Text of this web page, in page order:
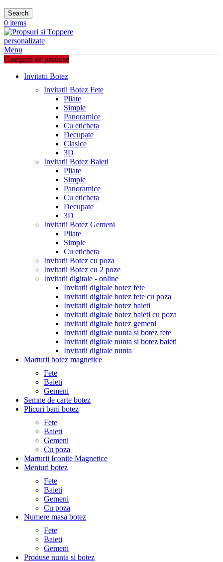
Search
0 items
Menu
Categorii de produse
Invitatii Botez
Invitatii Botez Fete
Pliate
Simple
Panoramice
Cu eticheta
Decupate
Clasice
3D
Invitatii Botez Baieti
Pliate
Simple
Panoramice
Cu eticheta
Decupate
3D
Invitatii Botez Gemeni
Pliate
Simple
Cu eticheta
Invitatii Botez cu poza
Invitatii Botez cu 2 poze
Invitatii digitale - online
Invitatii digitale botez fete
Invitatii digitale botez fete cu poza
Invitatii digitale botez baieti
Invitatii digitale botez baieti cu poza
Invitatii digitale botez gemeni
Invitatii digitale nunta si botez fete
Invitatii digitale nunta si botez baieti
Invitatii digitale nunta
Marturii botez magnetice
Fete
Baieti
Gemeni
Semne de carte botez
Plicuri bani botez
Fete
Baieti
Gemeni
Cu poza
Marturii Iconite Magnetice
Meniuri botez
Fete
Baieti
Gemeni
Cu poza
Numere masa botez
Fete
Baieti
Gemeni
Produse nunta si botez